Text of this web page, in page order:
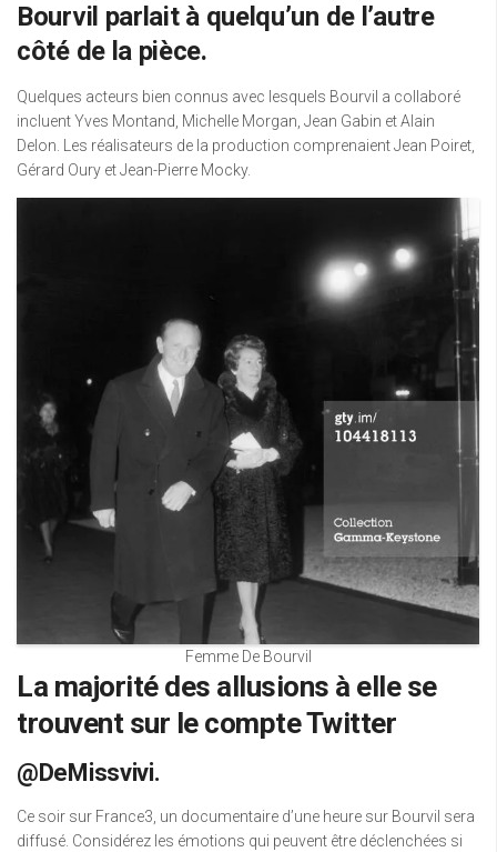
Bourvil parlait à quelqu’un de l’autre
côté de la pièce.
Quelques acteurs bien connus avec lesquels Bourvil a collaboré
incluent Yves Montand, Michelle Morgan, Jean Gabin et Alain
Delon. Les réalisateurs de la production comprenaient Jean Poiret,
Gérard Oury et Jean-Pierre Mocky.
Femme De Bourvil
La majorité des allusions à elle se
trouvent sur le compte Twitter
@DeMissvivi.
Ce soir sur France3, un documentaire d’une heure sur Bourvil sera
diffusé. Considérez les émotions qui peuvent être déclenchées si